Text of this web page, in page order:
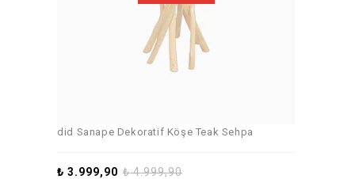
did Sanape Dekoratif Köşe Teak Sehpa
₺4.999,90
₺ 3.999,90